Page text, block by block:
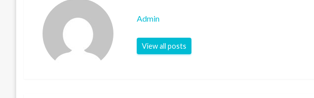
Admin
View all posts